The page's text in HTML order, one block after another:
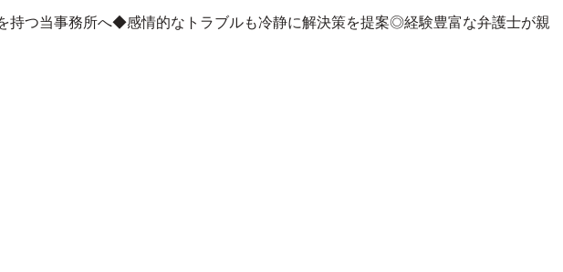
持つ当事務所へ◆感情的なトラブルも冷静に解決策を提案◎経験豊富な弁護士が親